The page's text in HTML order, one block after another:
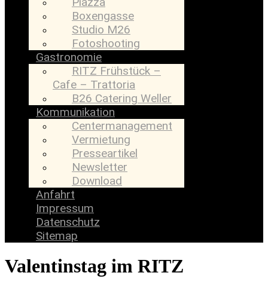
Boxengasse
Studio M26
Fotoshooting
Gastronomie
RITZ Frühstück –
Cafe – Trattoria
B26 Catering Weller
Kommunikation
Centermanagement
Vermietung
Presseartikel
Newsletter
Download
Anfahrt
Impressum
Datenschutz
Sitemap
Valentinstag im RITZ